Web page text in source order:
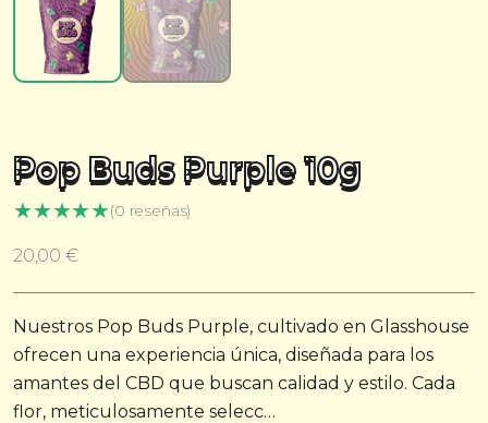
Pop Buds Purple 10g
★★★★★(0 reseñas)
20,00 €
Nuestros Pop Buds Purple, cultivado en Glasshouse
ofrecen una experiencia única, diseñada para los
amantes del CBD que buscan calidad y estilo. Cada
flor, meticulosamente selecc…